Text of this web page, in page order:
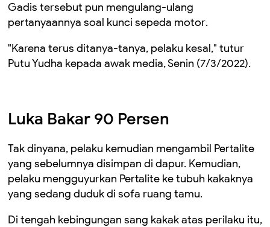
Gadis tersebut pun mengulang-ulang
pertanyaannya soal kunci sepeda motor.
"Karena terus ditanya-tanya, pelaku kesal," tutur
Putu Yudha kepada awak media, Senin (7/3/2022).
Luka Bakar 90 Persen
Tak dinyana, pelaku kemudian mengambil Pertalite
yang sebelumnya disimpan di dapur. Kemudian,
pelaku mengguyurkan Pertalite ke tubuh kakaknya
yang sedang duduk di sofa ruang tamu.
Di tengah kebingungan sang kakak atas perilaku itu,